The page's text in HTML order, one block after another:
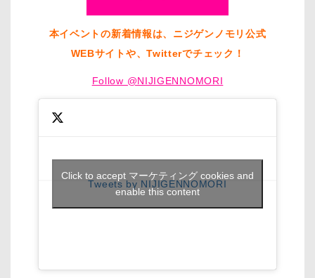
本イベントの新着情報は、ニジゲンノモリ公式
WEBサイトや、Twitterでチェック！
Follow @NIJIGENNOMORI
Tweets by NIJIGENNOMORI
Click to accept マーケティング cookies and
enable this content